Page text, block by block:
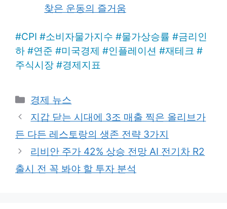
찾은 운동의 즐거움
#CPI #소비자물가지수 #물가상승률 #금리인
하 #연준 #미국경제 #인플레이션 #재테크 #
주식시장 #경제지표
Categories
경제 뉴스
지갑 닫는 시대에 3조 매출 찍은 올리브가
든 다든 레스토랑의 생존 전략 3가지
리비안 주가 42% 상승 전망 AI 전기차 R2
출시 전 꼭 봐야 할 투자 분석